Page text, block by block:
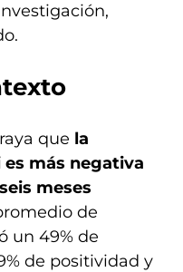
que la
más negativa
meses
de
un 49% de
de positividad y